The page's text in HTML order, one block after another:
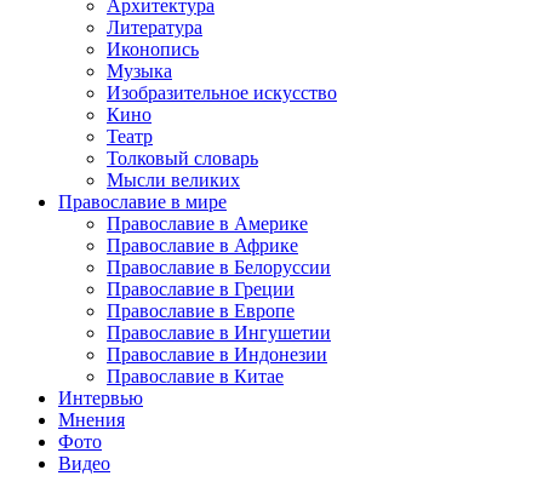
Архитектура
Литература
Иконопись
Музыка
Изобразительное искусство
Кино
Театр
Толковый словарь
Мысли великих
Православие в мире
Православие в Америке
Православие в Африке
Православие в Белоруссии
Православие в Греции
Православие в Европе
Православие в Ингушетии
Православие в Индонезии
Православие в Китае
Интервью
Мнения
Фото
Видео